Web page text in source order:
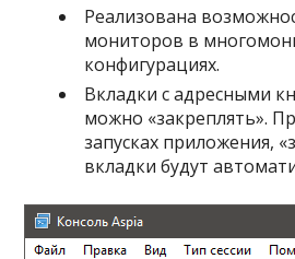
Реализована
мониторов в
конфигурациях.
Вкладки с адресными
можно «закреплять».
запусках приложения,
вкладки будут